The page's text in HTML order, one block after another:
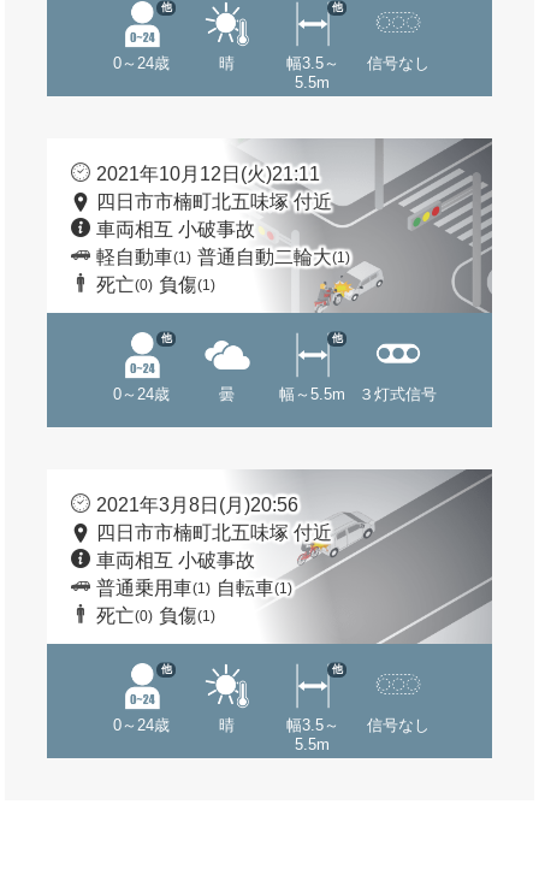
0～24歳
他
晴
幅3.5～
5.5m
他
信号なし
2021年10月12日(火)21:11
四日市市楠町北五味塚 付近
車両相互 小破事故
軽自動車(1) 普通自動二輪大(1)
死亡(0) 負傷(1)
0～24歳
他
曇 幅～5.5m
他
３灯式信号
2021年3月8日(月)20:56
四日市市楠町北五味塚 付近
車両相互 小破事故
普通乗用車(1) 自転車(1)
死亡(0) 負傷(1)
0～24歳
他
晴
幅3.5～
5.5m
他
信号なし